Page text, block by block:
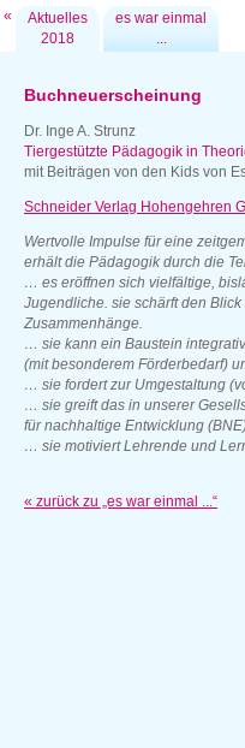
Buchneuerscheinung
Dr. Inge A. Strunz
Tiergestützte Pädagogik in
mit Beiträgen von den Kids von
Schneider Verlag Hohengehren
Wertvolle Impulse für eine
erhält die Pädagogik durch die
… es eröffnen sich vielfältige,
Jugendliche. sie schärft den
Zusammenhänge.
… sie kann ein Baustein
(mit besonderem Förderbedarf)
… sie fordert zur Umgestaltung
… sie greift das in unserer
für nachhaltige Entwicklung
… sie motiviert Lehrende und
« zurück zu „es war einmal ...“
«
Aktuelles
2018
es war einmal
...